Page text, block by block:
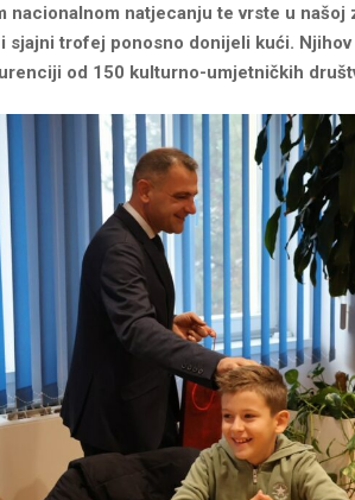
nacionalnom natjecanju te vrste u
sjajni trofej ponosno donijeli kući.
od 150 kulturno-umjetničkih